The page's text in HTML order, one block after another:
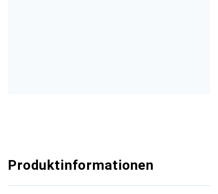
Produktinformationen